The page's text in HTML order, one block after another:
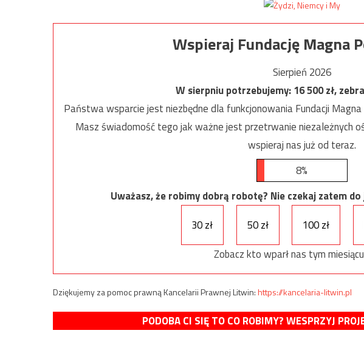
Wspieraj Fundację Magna
Sierpień 2026
W sierpniu potrzebujemy:16 500zł,
Państwa wsparcie jest niezbędne dla funkcjonowania Fundacji Magna
Masz świadomość tego jak ważne jest przetrwanie niezależnych
wspieraj nas już od teraz.
8%
Uważasz, że robimy dobrą robotę? Nie czekaj zatem
30 zł
50 zł 100 zł
Zobacz kto wparł nas tym
Dziękujemy za pomoc prawną Kancelarii Prawnej Litwin:https://kancelaria-litwin.pl
PODOBA CI SIĘ TO CO ROBIMY? WESPRZYJ